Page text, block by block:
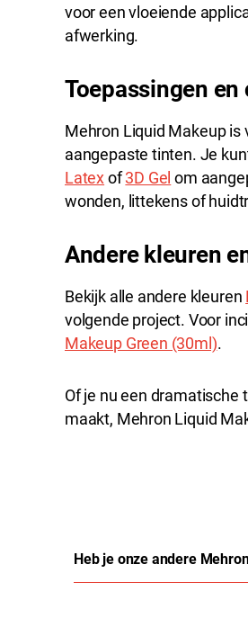
voor een vloeiende
afwerking.
Toepassingen
Mehron Liquid Makeup is
aangepaste tinten. Je
Latexof3D Gel om
wonden, littekens of
Andere kleuren
Bekijk alle andere kleuren
volgende project. Voor
Makeup Green (30ml).
Of je nu een
maakt, Mehron Liquid
Heb je onze andere